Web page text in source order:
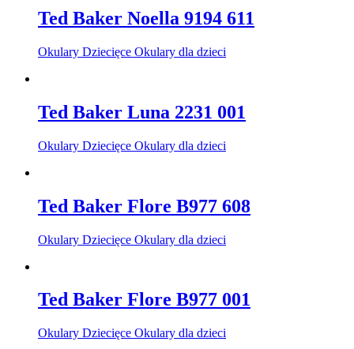
Ted Baker Noella 9194 611
Okulary Dziecięce Okulary dla dzieci
Ted Baker Luna 2231 001
Okulary Dziecięce Okulary dla dzieci
Ted Baker Flore B977 608
Okulary Dziecięce Okulary dla dzieci
Ted Baker Flore B977 001
Okulary Dziecięce Okulary dla dzieci